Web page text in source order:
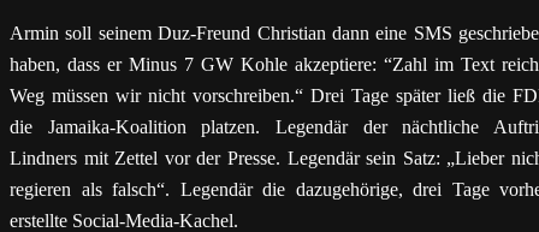
Armin soll seinem Duz-Freund Christian dann eine SMS
haben, dass er Minus 7 GW Kohle akzeptiere: “Zahl im Text
Weg müssen wir nicht vorschreiben.“ Drei Tage später ließ die
die Jamaika-Koalition platzen. Legendär der nächtliche
Lindners mit Zettel vor der Presse. Legendär sein Satz: „Lieber
regieren als falsch“. Legendär die dazugehörige, drei Tage
erstellte Social-Media-Kachel.